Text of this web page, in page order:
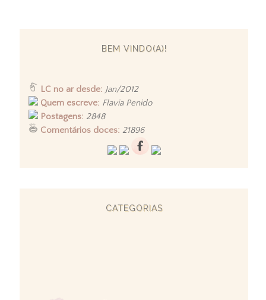
BEM VINDO(A)!
LC no ar desde: Jan/2012
Quem escreve: Flavia Penido
Postagens: 2848
Comentários doces: 21896
CATEGORIAS